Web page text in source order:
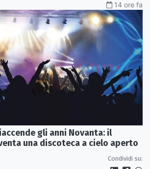
14 ore fa
gli anni Novanta: il
una discoteca a cielo aperto
Condividi su: